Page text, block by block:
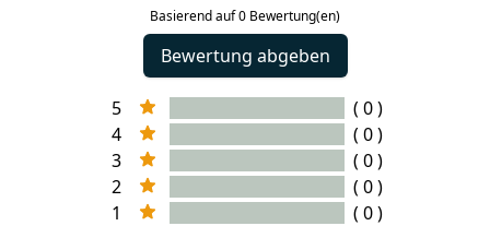
Basierend auf 0 Bewertung(en)
Bewertung abgeben
5
( 0 )
4
( 0 )
3
( 0 )
2
( 0 )
1
( 0 )